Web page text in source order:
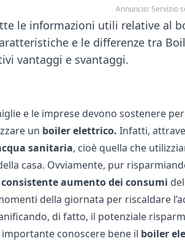
Annuncio: Servizio
le informazioni utili relative al
e le differenze tra
vantaggi e svantaggi.
e le imprese devono sostenere
un boiler elettrico. Infatti,
sanitaria, cioè quella che
casa. Ovviamente, pur
consistente aumento dei consumi
della giornata per riscaldare
di fatto, il potenziale
conoscere bene il boiler